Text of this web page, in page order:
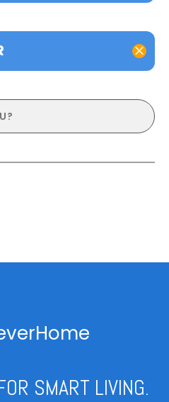
SMART LIVING.